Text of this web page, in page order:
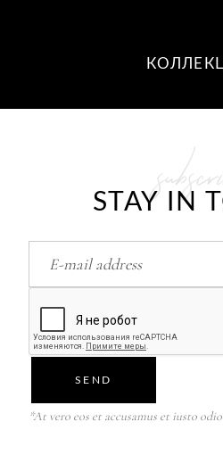
STAY IN
SEND
*At vero eos et accusamus et iusto
10
Авторские права © 2021
права защищены.